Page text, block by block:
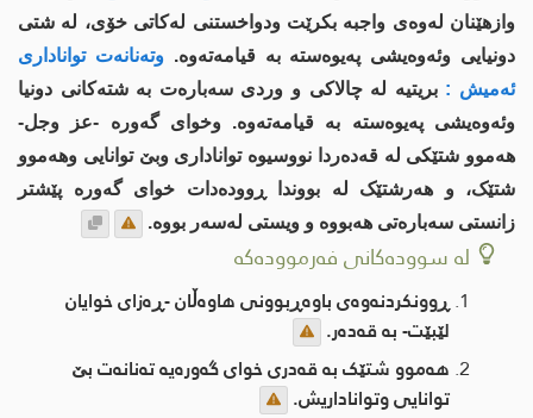
وازهێنان لەوەى واجبە بکرێت ودواخستنی لەکاتی خۆی، لە شتی
دونیایی وئەوەیشی پەیوەستە بە قیامەتەوە. وتەنانەت تواناداری
ئەمیش : بریتیە لە چالاکی و وردی سەبارەت بە شتەکانى دونیا
وئەوەیشی پەیوەستە بە قیامەتەوە. وخواى گەورە -عز وجل-
هەموو شتێکی لە قەدەردا نووسیوە تواناداری وبێ توانایی وهەموو
شتێک، و هەرشتێک لە بووندا ڕوودەدات خواى گەورە پێشتر
زانستی سەبارەتی هەبووە و ویستی لەسەر بووە.
لە سوودەکانی فەرموودەکە
ڕوونکردنەوەی باوەڕبوونی هاوەڵان -ڕەزاى خوایان
لێبێت- بە قەدەر.
هەموو شتێک بە قەدری خواى گەورەیە تەنانەت بێ
توانایی وتواناداریش.